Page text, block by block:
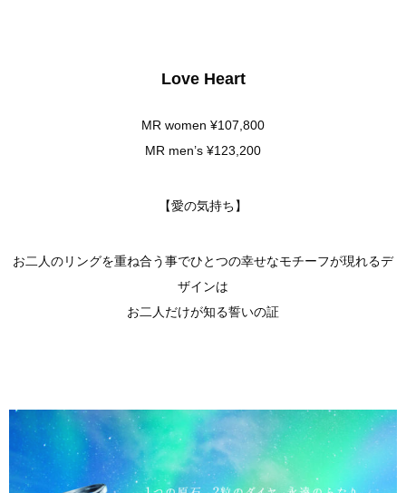
Love Heart
MR women ¥107,800
MR men’s ¥123,200
【愛の気持ち】
お二人のリングを重ね合う事でひとつの幸せなモチーフが現れるデ
ザインは
お二人だけが知る誓いの証